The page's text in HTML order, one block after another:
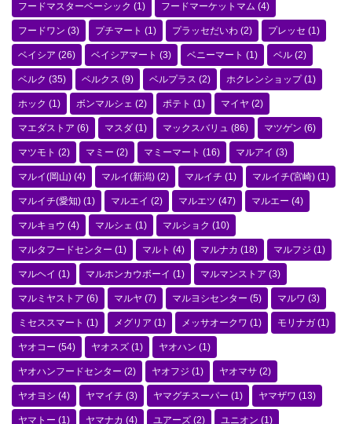
フードマスターベーシック (1) フードマーケットマム (4)
フードワン (3) プチマート (1) プラッセだいわ (2) プレッセ (1)
ベイシア (26) ベイシアマート (3) ベニーマート (1) ベル (2)
ベルク (35) ベルクス (9) ベルプラス (2) ホクレンショップ(1)
ホック (1) ボンマルシェ (2) ポテト (1) マイヤ (2)
マエダストア (6) マスダ (1) マックスバリュ (86) マツゲン (6)
マツモト (2) マミー (2) マミーマート (16) マルアイ (3)
マルイ(岡山) (4) マルイ(新潟) (2) マルイチ (1) マルイチ(宮崎) (1)
マルイチ(愛知) (1) マルエイ (2) マルエツ (47) マルエー (4)
マルキョウ (4) マルシェ (1) マルショク (10)
マルタフードセンター (1) マルト (4) マルナカ (18) マルフジ (1)
マルヘイ (1) マルホンカウボーイ (1) マルマンストア (3)
マルミヤストア (6) マルヤ (7) マルヨシセンター (5) マルワ (3)
ミセススマート (1) メグリア (1) メッサオークワ (1) モリナガ (1)
ヤオコー (54) ヤオスズ (1) ヤオハン (1)
ヤオハンフードセンター (2) ヤオフジ (1) ヤオマサ (2)
ヤオヨシ (4) ヤマイチ (3) ヤマグチスーパー (1) ヤマザワ (13)
ヤマトー (1) ヤマナカ (4) ユアーズ (2) ユニオン (1)